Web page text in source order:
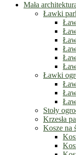
Mała
Ławki
Ławki
Stoły
Krzesła
Kosze na